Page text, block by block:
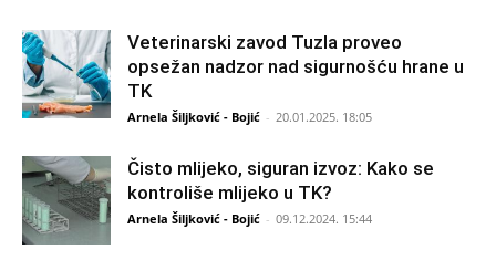
Veterinarski zavod Tuzla proveo
opsežan nadzor nad sigurnošću hrane u
TK
Arnela Šiljković - Bojić - 20.01.2025. 18:05
Čisto mlijeko, siguran izvoz: Kako se
kontroliše mlijeko u TK?
Arnela Šiljković - Bojić - 09.12.2024. 15:44